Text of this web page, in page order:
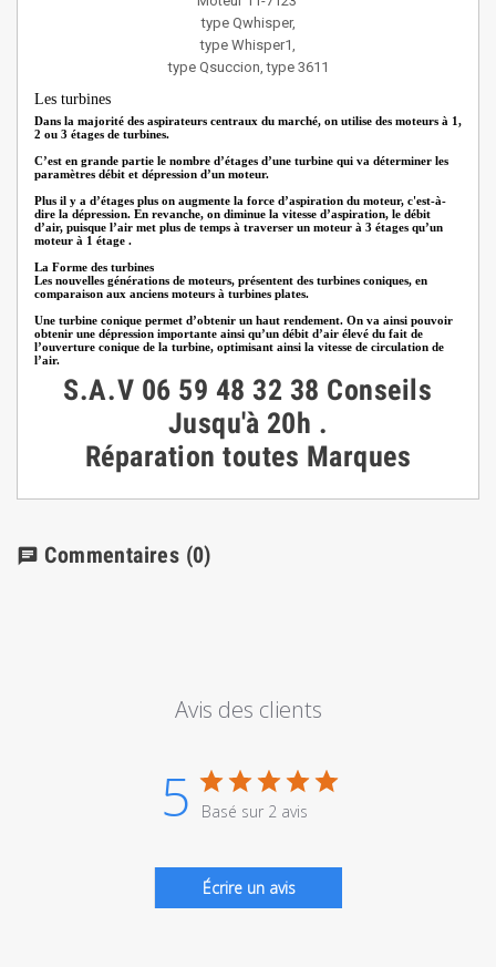
type Qwhisper,
type Whisper1,
type Qsuccion,type 3611
Les turbines
Dans la majorité des aspirateurs centraux du marché, on utilise des moteurs à 1,
2 ou 3 étages de turbines.
C’est en grande partie le nombre d’étages d’une turbine qui va déterminer les
paramètres débit et dépression d’un moteur.
Plus il y a d’étages plus on augmente la force d’aspiration du moteur, c'est-à-
dire la dépression. En revanche, on diminue la vitesse d’aspiration, le débit
d’air, puisque l’air met plus de temps à traverser un moteur à 3 étages qu’un
moteur à 1 étage .
La Forme des turbines
Les nouvelles générations de moteurs, présentent des turbines coniques, en
comparaison aux anciens moteurs à turbines plates.
Une turbine conique permet d’obtenir un haut rendement. On va ainsi pouvoir
obtenir une dépression importante ainsi qu’un débit d’air élevé du fait de
l’ouverture conique de la turbine, optimisant ainsi la vitesse de circulation de
l’air.
S.A.V 06 59 48 32 38 Conseils
Jusqu'à 20h .
Réparation toutes Marques
chat Commentaires (0)
Avis des clients
5 Basé sur 2 avis
Écrire un avis